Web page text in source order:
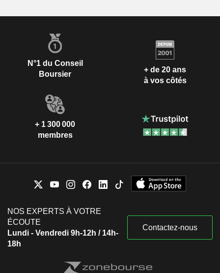
N°1 du Conseil
Boursier
+ de 20 ans
à vos côtés
+ 1 300 000
membres
NOS EXPERTS À VOTRE
ÉCOUTE
Lundi - Vendredi 9h-12h / 14h-
18h
Contactez-nous